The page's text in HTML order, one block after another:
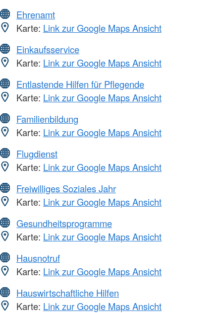
Ehrenamt
Karte: Link zur Google Maps Ansicht
Einkaufsservice
Karte: Link zur Google Maps Ansicht
Entlastende Hilfen für Pflegende
Karte: Link zur Google Maps Ansicht
Familienbildung
Karte: Link zur Google Maps Ansicht
Flugdienst
Karte: Link zur Google Maps Ansicht
Freiwilliges Soziales Jahr
Karte: Link zur Google Maps Ansicht
Gesundheitsprogramme
Karte: Link zur Google Maps Ansicht
Hausnotruf
Karte: Link zur Google Maps Ansicht
Hauswirtschaftliche Hilfen
Karte: Link zur Google Maps Ansicht